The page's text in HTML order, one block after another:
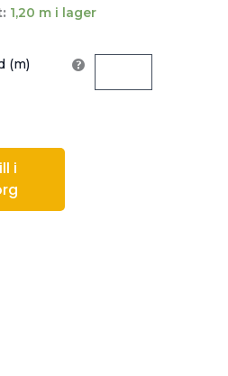
1,20 m i lager
(m)
i